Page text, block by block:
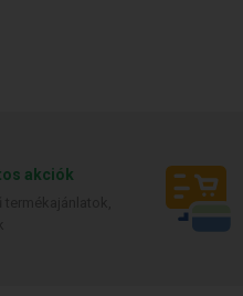
akciók